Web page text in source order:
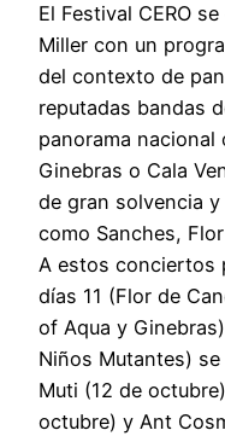
El Festival CERO
Miller con un
del contexto de
reputadas bandas
panorama
Ginebras o Cala
de gran solvencia
como Sanches,
A estos conciertos
días 11 (Flor de
of Aqua y
Niños Mutantes)
Muti (12 de
octubre) y Ant